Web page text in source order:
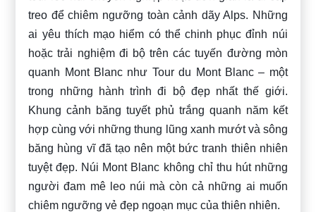
treo để chiêm ngưỡng toàn cảnh dãy Alps. Những
ai yêu thích mạo hiểm có thể chinh phục đỉnh núi
hoặc trải nghiệm đi bộ trên các tuyến đường mòn
quanh Mont Blanc như Tour du Mont Blanc – một
trong những hành trình đi bộ đẹp nhất thế giới.
Khung cảnh băng tuyết phủ trắng quanh năm kết
hợp cùng với những thung lũng xanh mướt và sông
băng hùng vĩ đã tạo nên một bức tranh thiên nhiên
tuyệt đẹp. Núi Mont Blanc không chỉ thu hút những
người đam mê leo núi mà còn cả những ai muốn
chiêm ngưỡng vẻ đẹp ngoạn mục của thiên nhiên.